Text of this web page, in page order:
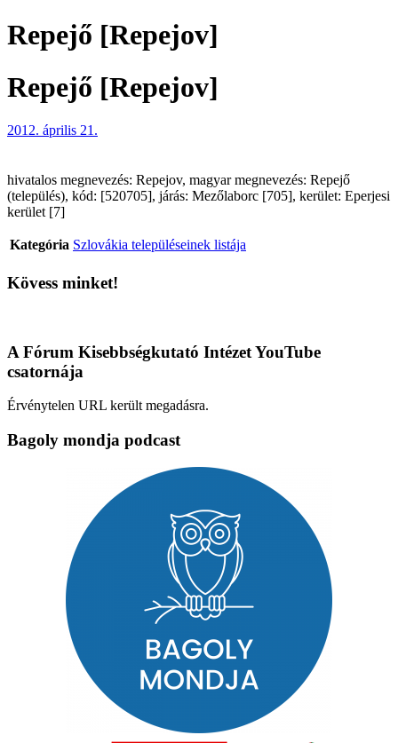
Repejő [Repejov]
Repejő [Repejov]
2012. április 21.
hivatalos megnevezés: Repejov, magyar megnevezés: Repejő
(település), kód: [520705], járás: Mezőlaborc [705], kerület: Eperjesi
kerület [7]
Kategória Szlovákia településeinek listája
Kövess minket!
A Fórum Kisebbségkutató Intézet YouTube
csatornája
Érvénytelen URL került megadásra.
Bagoly mondja podcast